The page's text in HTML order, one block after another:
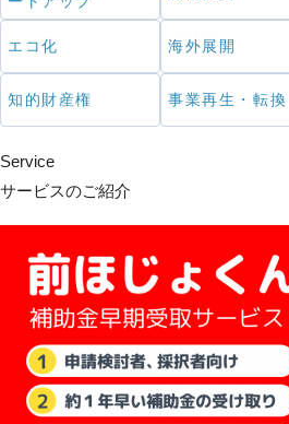
エコ化 海外展開
知的財産権 事業再生・転換
Service
サービスのご紹介